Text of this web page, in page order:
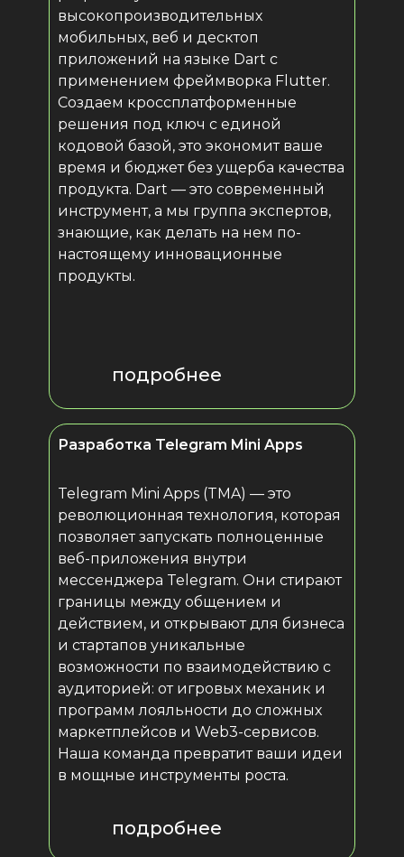
подробнее
подробнее
подробнее
Telegram Mini Apps (TMA) — это
революционная технология, которая
позволяет запускать полноценные
веб-приложения внутри
мессенджера Telegram. Они стирают
границы между общением и
действием, и открывают для бизнеса
и стартапов уникальные
возможности по взаимодействию с
аудиторией: от игровых механик и
программ лояльности до сложных
маркетплейсов и Web3-сервисов.
Наша команда превратит ваши идеи
в мощные инструменты роста.
Разработка Telegram Mini Apps
подробнее
высокопроизводительных
мобильных, веб и десктоп
приложений на языке Dart с
применением фреймворка Flutter.
Создаем кроссплатформенные
решения под ключ с единой
кодовой базой, это экономит ваше
время и бюджет без ущерба качества
продукта. Dart — это современный
инструмент, а мы группа экспертов,
знающие, как делать на нем по-
настоящему инновационные
продукты.
подробнее